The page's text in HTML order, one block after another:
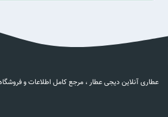
عطاری آنلاین دیجی عطار ، مرجع کامل اطلاعات و